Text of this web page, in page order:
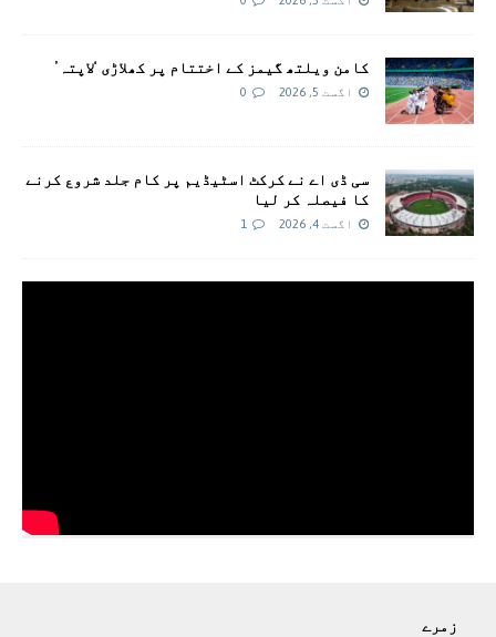
کامن ویلتھ گیمز کے اختتام پر کھلاڑی ‘لاپتہ’
اگست 5, 2026 0
سی ڈی اے نے کرکٹ اسٹیڈیم پر کام جلد شروع کرنے
کا فیصلہ کر لیا
اگست 4, 2026 1
زمرے